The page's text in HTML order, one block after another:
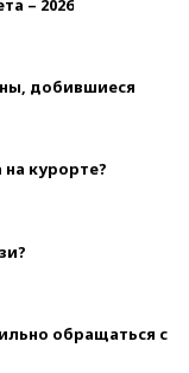
– 2026
добившиеся
курорте?
обращаться с